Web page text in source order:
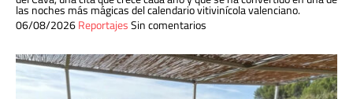
las noches más mágicas del calendario vitivinícola valenciano.
06/08/2026ReportajesSin comentarios